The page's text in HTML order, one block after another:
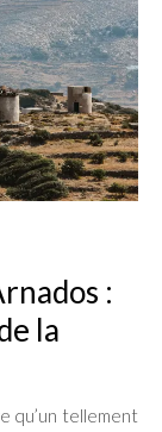
:
la
qu’un tellement